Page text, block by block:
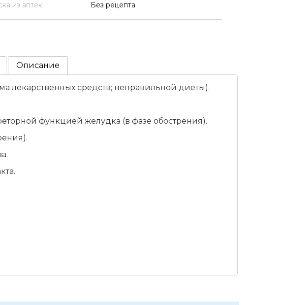
из аптек: Без рецепта
Описание
лекарственных средств; неправильной диеты).
функцией желудка (в фазе обострения).